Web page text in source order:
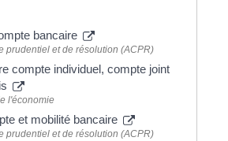
bancaire
prudentiel et de résolution (ACPR)
compte individuel, compte joint
l'économie
et mobilité bancaire
prudentiel et de résolution (ACPR)